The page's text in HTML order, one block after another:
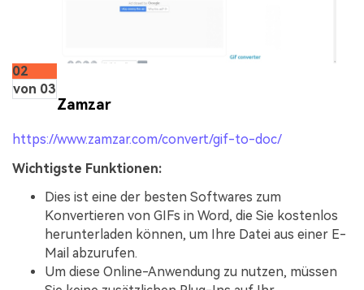
02
von 03
Zamzar
https://www.zamzar.com/convert/gif-to-doc/
Wichtigste Funktionen:
Dies ist eine der besten Softwares zum
Konvertieren von GIFs in Word, die Sie kostenlos
herunterladen können, um Ihre Datei aus einer E-
Mail abzurufen.
Um diese Online-Anwendung zu nutzen, müssen